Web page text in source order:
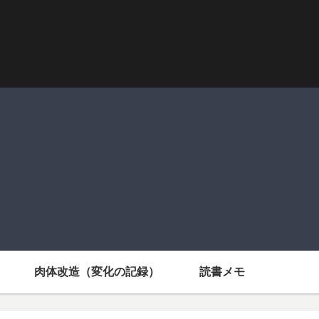
肉体改造（変化の記録） 読書メモ